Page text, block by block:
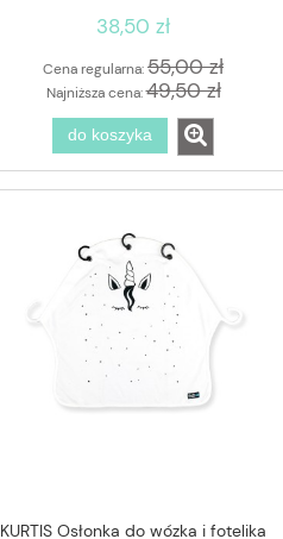
38,50 zł
Cena regularna:55,00 zł
Najniższa cena:49,50 zł
do koszyka
KURTIS Osłonka do wózka i fotelika